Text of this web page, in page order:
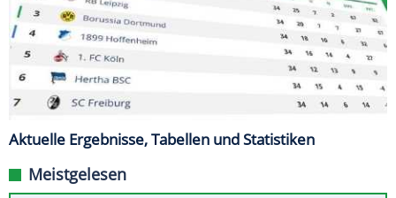
Aktuelle Ergebnisse, Tabellen und Statistiken
Meistgelesen